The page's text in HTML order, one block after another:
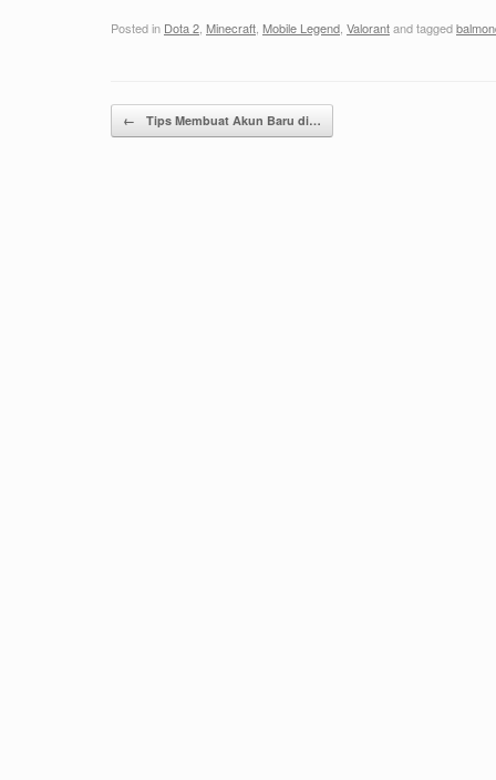
Posted in Dota 2 Minecraft Mobile Legend Valorantand tagged
Post navigation
← Tips Membuat Akun Baru di…